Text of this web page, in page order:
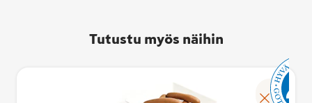
Tutustu myös näihin